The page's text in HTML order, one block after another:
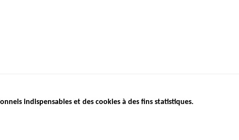
indispensables et des cookies à des fins statistiques.